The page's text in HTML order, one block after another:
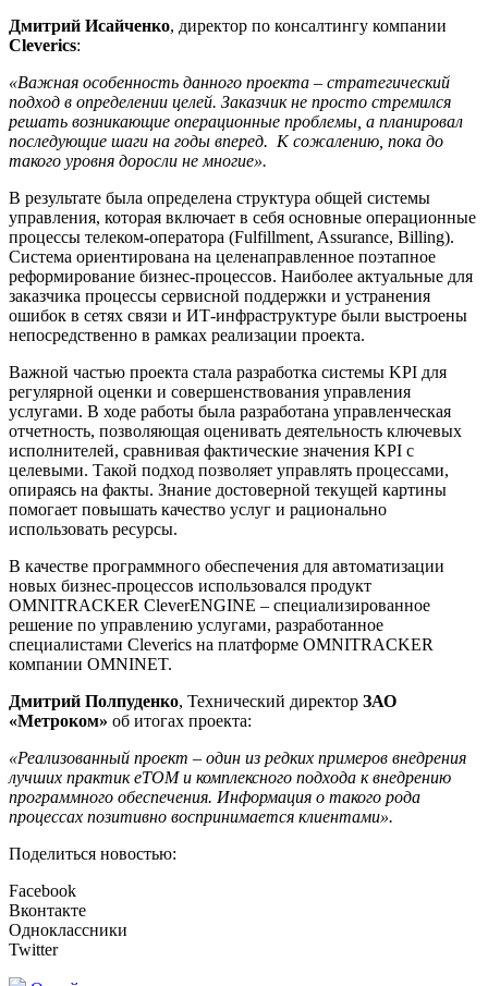
Дмитрий Исайченко, директор по консалтингу компании
Cleverics:
«Важная особенность данного проекта – стратегический
подход в определении целей. Заказчик не просто стремился
решать возникающие операционные проблемы, а планировал
последующие шаги на годы вперед. К сожалению, пока до
такого уровня доросли не многие».
В результате была определена структура общей системы
управления, которая включает в себя основные операционные
процессы телеком-оператора (Fulfillment, Assurance, Billing).
Система ориентирована на целенаправленное поэтапное
реформирование бизнес-процессов. Наиболее актуальные для
заказчика процессы сервисной поддержки и устранения
ошибок в сетях связи и ИТ-инфраструктуре были выстроены
непосредственно в рамках реализации проекта.
Важной частью проекта стала разработка системы KPI для
регулярной оценки и совершенствования управления
услугами. В ходе работы была разработана управленческая
отчетность, позволяющая оценивать деятельность ключевых
исполнителей, сравнивая фактические значения KPI с
целевыми. Такой подход позволяет управлять процессами,
опираясь на факты. Знание достоверной текущей картины
помогает повышать качество услуг и рационально
использовать ресурсы.
В качестве программного обеспечения для автоматизации
новых бизнес-процессов использовался продукт
OMNITRACKER CleverENGINE – специализированное
решение по управлению услугами, разработанное
специалистами Cleverics на платформе OMNITRACKER
компании OMNINET.
Дмитрий Полпуденко, Технический директор ЗАО
«Метроком» об итогах проекта:
«Реализованный проект – один из редких примеров внедрения
лучших практик eTOM и комплексного подхода к внедрению
программного обеспечения. Информация о такого рода
процессах позитивно воспринимается клиентами».
Поделиться новостью:
Facebook
Вконтакте
Одноклассники
Twitter